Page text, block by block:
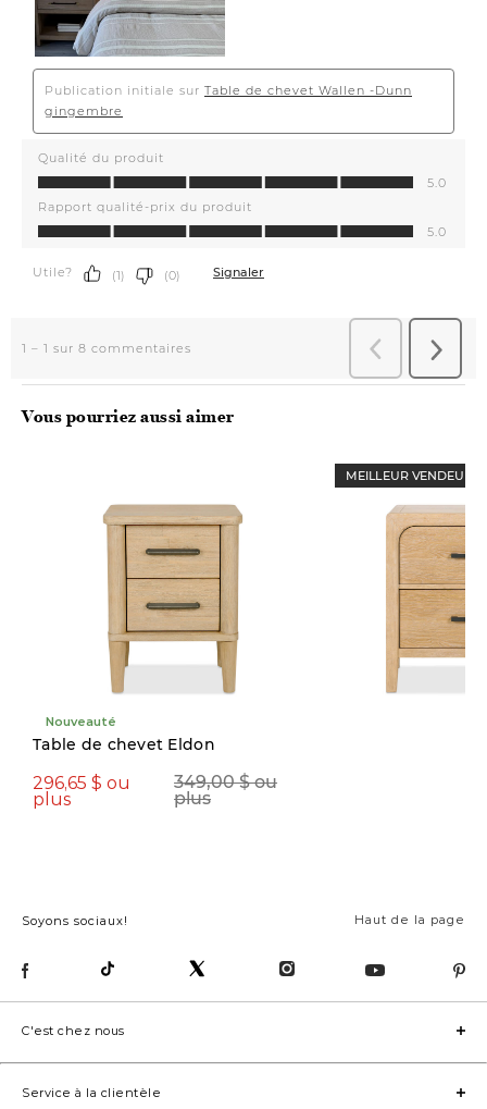
Vous pourriez aussi aimer
Nouveauté
Table de chevet Eldon
349,00 $ ou
plus
296,65 $ ou
plus
MEILLEUR VENDEUR
Haut de la page
Soyons sociaux!
C'est chez nous
Service à la clientèle